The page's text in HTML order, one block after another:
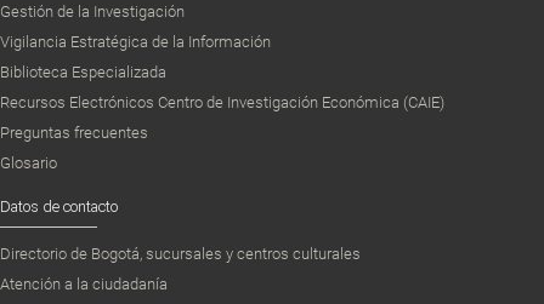
Gestión de la Investigación
Vigilancia Estratégica de la Información
Biblioteca Especializada
Recursos Electrónicos Centro de Investigación Económica (CAIE)
Preguntas frecuentes
Glosario
Datos de contacto
Directorio de Bogotá, sucursales y centros culturales
Atención a la ciudadanía